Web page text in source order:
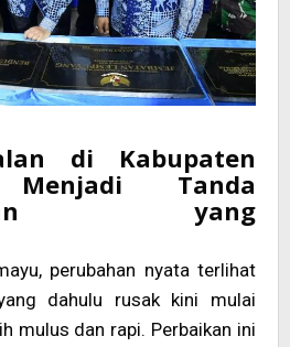
di Kabupaten
Menjadi Tanda
yang
perubahan nyata terlihat
dahulu rusak kini mulai
mulus dan rapi. Perbaikan ini